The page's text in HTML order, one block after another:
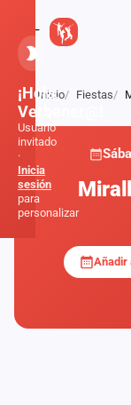
Atrás
Inicio Fiestas
Añadir
¡Hola,
Verbener@!
Usuario
invitado
·
Inicia
sesión
para
personalizar